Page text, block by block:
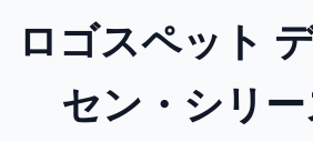
ロゴスペット
セン・シリ